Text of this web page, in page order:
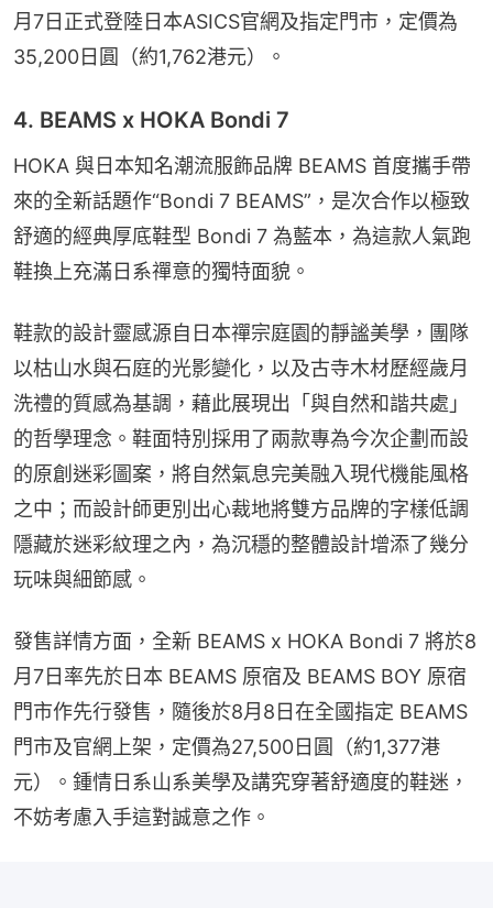
月7日正式登陸日本ASICS官網及指定門市，定價為
35,200日圓（約1,762港元）。
4. BEAMS x HOKA Bondi 7
HOKA 與日本知名潮流服飾品牌 BEAMS 首度攜手帶
來的全新話題作“Bondi 7 BEAMS”，是次合作以極致
舒適的經典厚底鞋型 Bondi 7 為藍本，為這款人氣跑
鞋換上充滿日系禪意的獨特面貌。
鞋款的設計靈感源自日本禪宗庭園的靜謐美學，團隊
以枯山水與石庭的光影變化，以及古寺木材歷經歲月
洗禮的質感為基調，藉此展現出「與自然和諧共處」
的哲學理念。鞋面特別採用了兩款專為今次企劃而設
的原創迷彩圖案，將自然氣息完美融入現代機能風格
之中；而設計師更別出心裁地將雙方品牌的字樣低調
隱藏於迷彩紋理之內，為沉穩的整體設計增添了幾分
玩味與細節感。
發售詳情方面，全新 BEAMS x HOKA Bondi 7 將於8
月7日率先於日本 BEAMS 原宿及 BEAMS BOY 原宿
門市作先行發售，隨後於8月8日在全國指定 BEAMS
門市及官網上架，定價為27,500日圓（約1,377港
元）。鍾情日系山系美學及講究穿著舒適度的鞋迷，
不妨考慮入手這對誠意之作。